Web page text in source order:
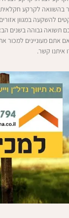
בהשוואה לקרקע
להשקעה במגוון
גבוהה בשנים
אתם מעוניינים למכור
איתנו קשר.